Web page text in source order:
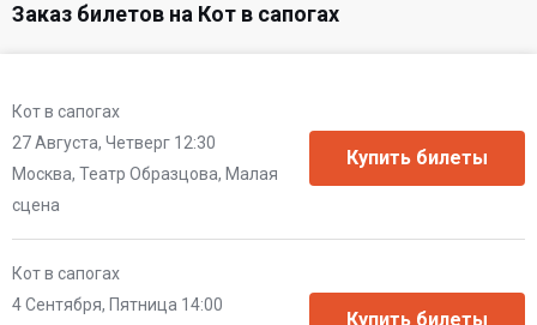
Заказ билетов на Кот в сапогах
Кот в сапогах
27 Августа, Четверг 12:30
Москва, Театр Образцова, Малая
сцена
Кот в сапогах
4 Сентября, Пятница 14:00